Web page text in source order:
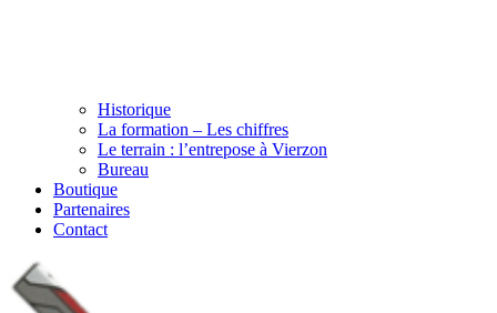
Historique
La formation – Les chiffres
Le terrain : l’entrepose à Vierzon
Bureau
Boutique
Partenaires
Contact